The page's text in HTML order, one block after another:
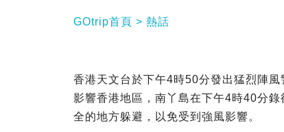
GOtrip首頁 熱話
香港天文台於下午4時50分發出猛烈陣
影響香港地區，南丫島在下午4時40分
全的地方躲避，以免受到強風影響。